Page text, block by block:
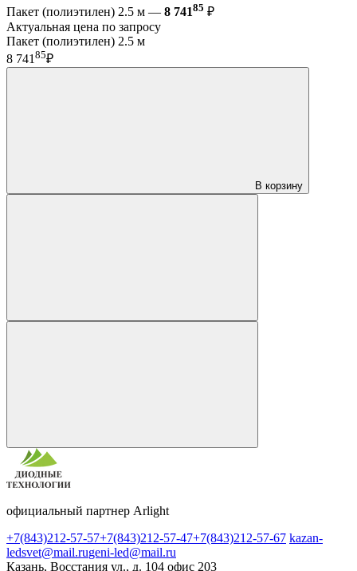
Пакет (полиэтилен) 2.5 м — 8 74185 ₽
Актуальная цена по запросу
Пакет (полиэтилен) 2.5 м
8 741 85₽
В корзину
официальный партнер Arlight
+7(843)212-57-57+7(843)212-57-47+7(843)212-57-67 kazan-
ledsvet@mail.rugeni-led@mail.ru
Казань, Восстания ул., д. 104 офис 203